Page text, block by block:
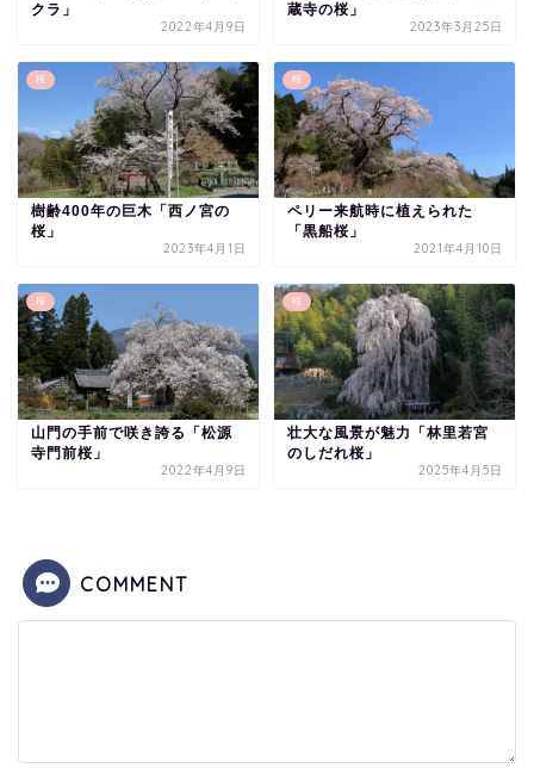
クラ」
2022年4月9日
蔵寺の桜」
2023年3月25日
桜
樹齢400年の巨木「西ノ宮の
桜」
2023年4月1日
桜
ペリー来航時に植えられた
「黒船桜」
2021年4月10日
桜
山門の手前で咲き誇る「松源
寺門前桜」
2022年4月9日
桜
壮大な風景が魅力「林里若宮
のしだれ桜」
2025年4月5日
COMMENT